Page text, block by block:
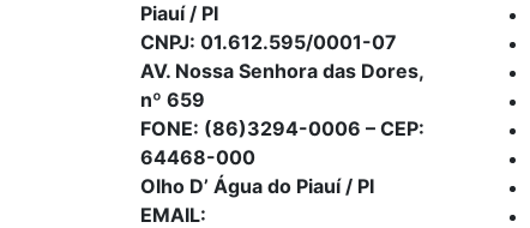
Piauí / PI
CNPJ: 01.612.595/0001-07
AV. Nossa Senhora das Dores,
nº 659
FONE: (86)3294-0006 – CEP:
64468-000
Olho D’ Água do Piauí / PI
EMAIL: